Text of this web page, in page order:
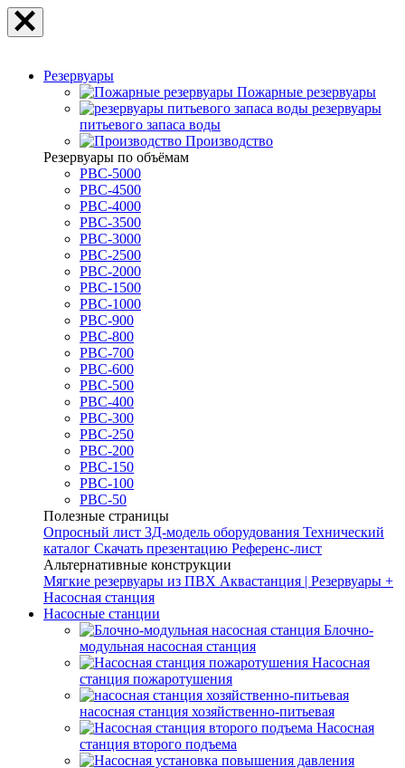
Резервуары
Пожарные резервуары
резервуары
питьевого запаса воды
Производство
Резервуары по объёмам
РВС-5000
РВС-4500
РВС-4000
РВС-3500
РВС-3000
РВС-2500
РВС-2000
РВС-1500
РВС-1000
РВС-900
РВС-800
РВС-700
РВС-600
РВС-500
РВС-400
РВС-300
РВС-250
РВС-200
РВС-150
РВС-100
РВС-50
Полезные страницы
Опросный лист 3Д-модель оборудования Технический
каталог Скачать презентацию Референс-лист
Альтернативные конструкции
Мягкие резервуары из ПВХ Аквастанция | Резервуары +
Насосная станция
Насосные станции
Блочно-
модульная насосная станция
Насосная
станция пожаротушения
насосная станция хозяйственно-питьевая
Насосная
станция второго подъема